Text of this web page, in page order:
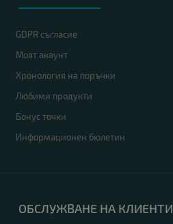
GDPR съгласие
Моят акаунт
Хронология на поръчки
Любими продукти
Бонус точки
Информационен бюлетин
ОБСЛУЖВАНЕ НА КЛИЕНТИ